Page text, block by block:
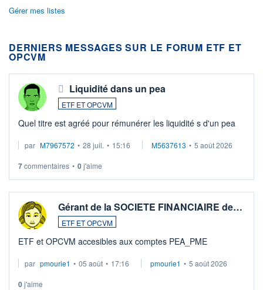
Gérer mes listes
DERNIERS MESSAGES SUR LE FORUM ETF ET
OPCVM
Liquidité dans un pea
ETF ET OPCVM
Quel titre est agréé pour rémunérer les liquidité s d'un pea
par M7967572 • 28 juil. • 15:16 M5637613 • 5 août 2026
7commentaires • 0j'aime
Gérant de la SOCIETE FINANCIAIRE de…
ETF ET OPCVM
ETF et OPCVM accesibles aux comptes PEA_PME
par pmourie1 • 05 août • 17:16 pmourie1 • 5 août 2026
0j'aime